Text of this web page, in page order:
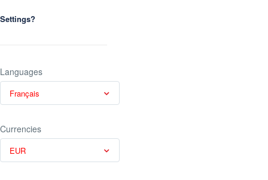
Settings?
Languages
Français
Currencies
EUR